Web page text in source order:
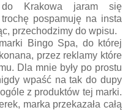
Krakowa jaram się
pospamuję na insta
przechodzimy do wpisu.
Bingo Spa, do której
przez reklamy które
Dla mnie były po prostu
wpaść na tak do dupy
z produktów tej marki.
marka przekazała całą